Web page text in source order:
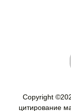
Copyright ©
цитирование